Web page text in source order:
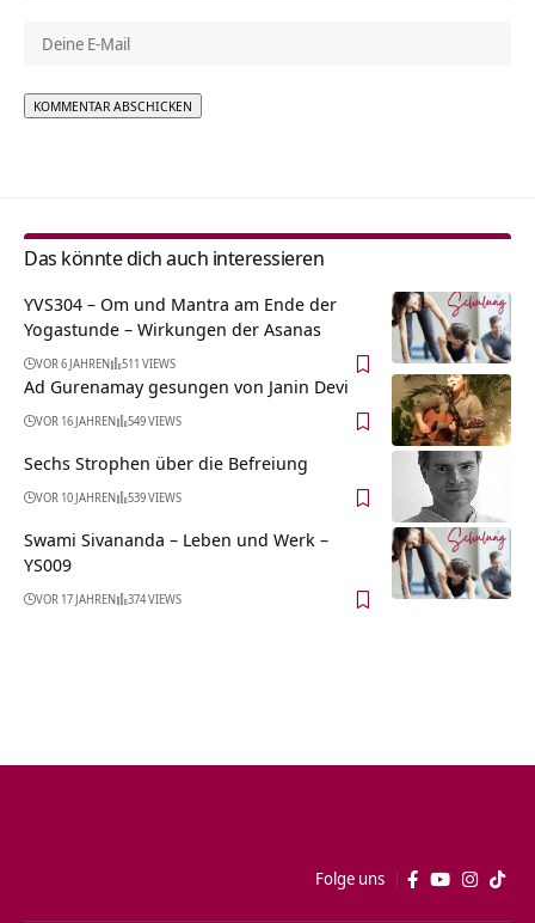
Das könnte dich auch interessieren
YVS304 – Om und Mantra am Ende der
Yogastunde – Wirkungen der Asanas
VOR 6 JAHREN 511 VIEWS
Ad Gurenamay gesungen von Janin Devi
VOR 16 JAHREN 549 VIEWS
Sechs Strophen über die Befreiung
VOR 10 JAHREN 539 VIEWS
Swami Sivananda – Leben und Werk –
YS009
VOR 17 JAHREN 374 VIEWS
Folge uns